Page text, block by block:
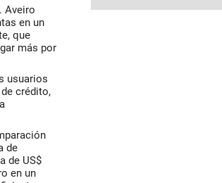
Aveiro
en un
que
más por
usuarios
crédito,
de
de US$
en un